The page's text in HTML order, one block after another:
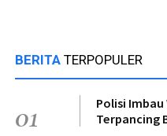
BERITA TERPOPULER
01
Polisi
Terpancing